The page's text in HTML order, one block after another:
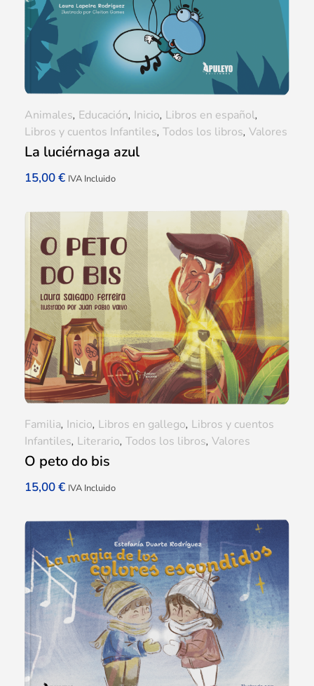
La luciérnaga azul
15,00€ IVA Incluido
Animales, Educación, Inicio, Libros en español,
Libros y cuentos Infantiles, Todos los libros, Valores
O peto do bis
15,00€ IVA Incluido
Familia, Inicio, Libros en gallego, Libros y cuentos
Infantiles, Literario, Todos los libros, Valores